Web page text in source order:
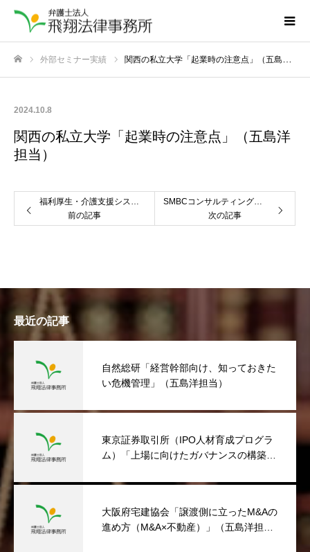
外部セミナー実績 関西の私立大学「起業時の注意点」（五島洋担当）
2024.10.8
関西の私立大学「起業時の注意点」（五島洋
担当）
福利厚生・介護支援システム開発会社「インサイダー取引とその防止」（五島洋担当）
前の記事
SMBCコンサルティング株式会社「コンプライアンス研修」（五島洋担当）
次の記事
最近の記事
自然総研「経営幹部向け、知っておきた
い危機管理」（五島洋担当）
東京証券取引所（IPO人材育成プログラ
ム）「上場に向けたガバナンスの構築」
大阪府宅建協会「譲渡側に立ったM&Aの
進め方（M&A×不動産）」（五島洋担